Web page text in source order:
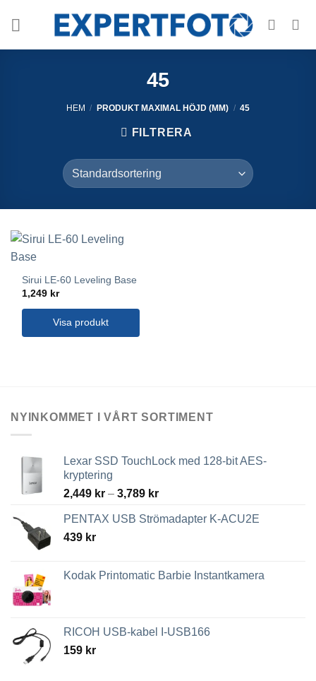
45
HEM / PRODUKT MAXIMAL HÖJD (MM) / 45
FILTRERA
Sirui LE-60 Leveling Base
1,249 kr
Visa produkt
NYINKOMMET I VÅRT SORTIMENT
Lexar SSD TouchLock med 128-bit AES-
kryptering
2,449 kr – 3,789 krPrisintervall:
till
PENTAX USB Strömadapter K-ACU2E
439 kr
Kodak Printomatic Barbie Instantkamera
RICOH USB-kabel I-USB166
159 kr